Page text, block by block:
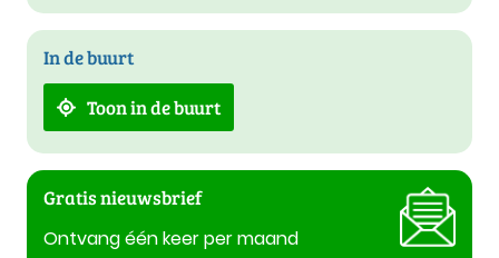
In de buurt
Toon in de buurt
Gratis nieuwsbrief
Ontvang één keer per maand